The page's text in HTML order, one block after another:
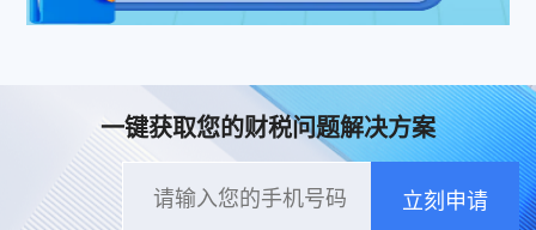
一键获取您的财税问题解决方案
立刻申请